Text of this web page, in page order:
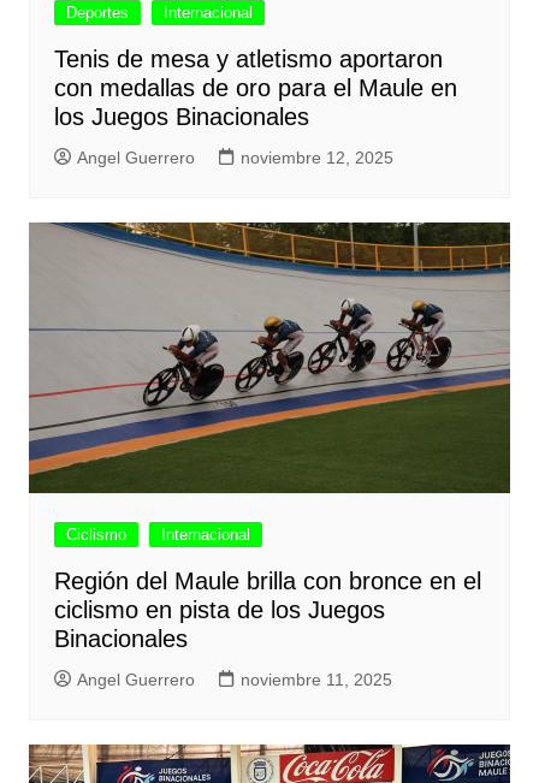
Deportes Internacional
Tenis de mesa y atletismo aportaron
con medallas de oro para el Maule en
los Juegos Binacionales
Angel Guerrero noviembre 12, 2025
Ciclismo Internacional
Región del Maule brilla con bronce en el
ciclismo en pista de los Juegos
Binacionales
Angel Guerrero noviembre 11, 2025